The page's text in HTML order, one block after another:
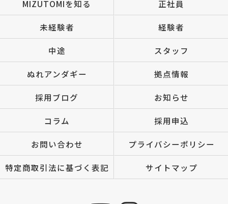
MIZUTOMIを知る 正社員
未経験者 経験者
中途 スタッフ
ぬれアンダギー 拠点情報
採用ブログ お知らせ
コラム 採用申込
お問い合わせ プライバシーポリシー
特定商取引法に基づく表記 サイトマップ